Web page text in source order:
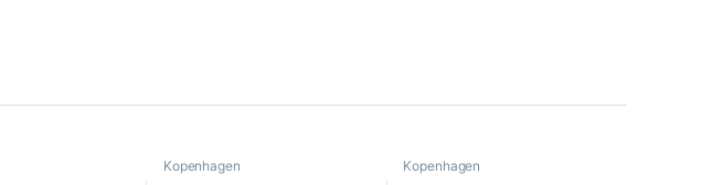
Kopenhagen Kopenhagen